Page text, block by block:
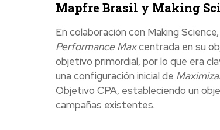
Mapfre Brasil y Making
En colaboración con Making
Performance Maxcentrada en su
objetivo primordial, por lo que era
una configuración inicial de
Objetivo CPA, estableciendo un
campañas existentes.